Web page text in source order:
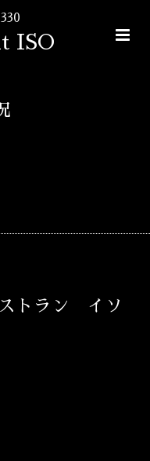
ISO
トラン イソ